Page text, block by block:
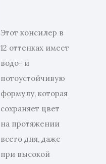
Этот консилер в
12 оттенках имеет
водо- и
потоустойчивую
формулу, которая
сохраняет цвет
на протяжении
всего дня, даже
при высокой